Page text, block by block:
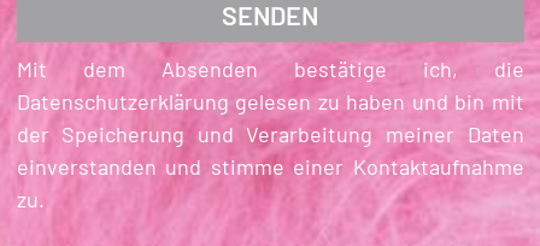
Mit dem Absenden bestätige ich, die
Datenschutzerklärung gelesen zu haben und bin mit
der Speicherung und Verarbeitung meiner Daten
einverstanden und stimme einer Kontaktaufnahme
zu.